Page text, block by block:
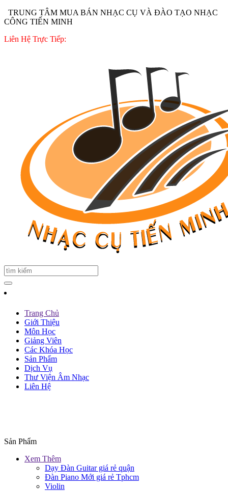
TRUNG TÂM MUA BÁN NHẠC CỤ VÀ ĐÀO TẠO NHẠC
CÔNG TIẾN MINH
Liên Hệ Trực Tiếp:
Trang Chủ
Giới Thiệu
Môn Học
Giảng Viên
Các Khóa Học
Sản Phẩm
Dịch Vụ
Thư Viện Âm Nhạc
Liên Hệ
Sản Phẩm
Xem Thêm
Dạy Đàn Guitar giá rẻ quận
Đàn Piano Mới giá rẻ Tphcm
Violin